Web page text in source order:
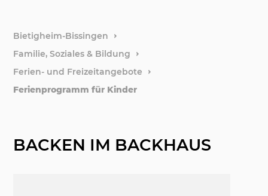
Bietigheim-Bissingen
Familie, Soziales & Bildung
Ferien- und Freizeitangebote
Ferienprogramm für Kinder
BACKEN IM BACKHAUS